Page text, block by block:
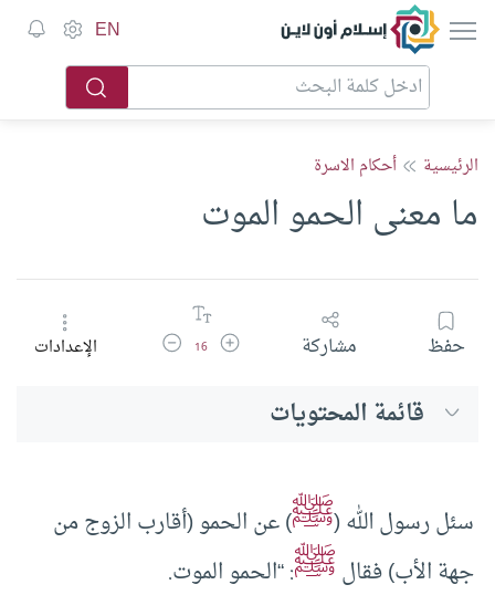
إسلام أون لاين EN
الرئيسية أحكام الاسرة
ما معنى الحمو الموت
حفظ مشاركة زيادة حجم الخط
16 تقليل حجم الخطالإعدادات
قائمة المحتويات
سئل رسول الله (ﷺ) عن الحمو (أقارب الزوج من
جهة الأب) فقالﷺ: “الحمو الموت.